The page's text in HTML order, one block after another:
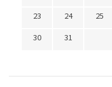
23
24 25
30
31